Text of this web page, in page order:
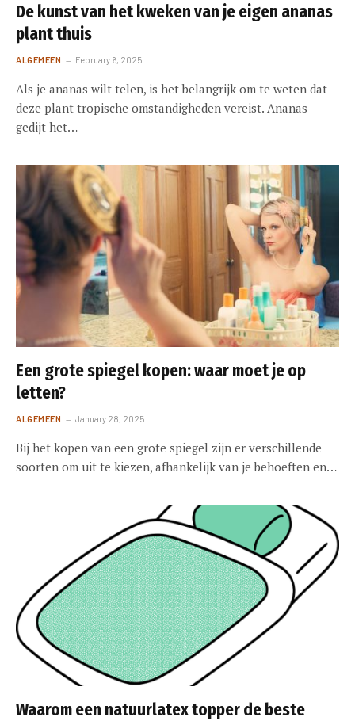
De kunst van het kweken van je eigen ananas
plant thuis
ALGEMEEN February 6, 2025
Als je ananas wilt telen, is het belangrijk om te weten dat
deze plant tropische omstandigheden vereist. Ananas
gedijt het…
Een grote spiegel kopen: waar moet je op
letten?
ALGEMEEN January 28, 2025
Bij het kopen van een grote spiegel zijn er verschillende
soorten om uit te kiezen, afhankelijk van je behoeften en…
Waarom een natuurlatex topper de beste